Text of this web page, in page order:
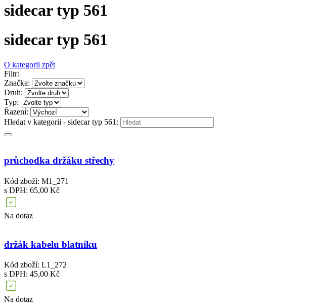
sidecar typ 561
sidecar typ 561
O kategorii zpět
Filtr:
Značka:
Druh:
Typ:
Řazení:
Hledat v kategorii - sidecar typ 561:
průchodka držáku střechy
Kód zboží: M1_271
s DPH: 65,00 Kč
Na dotaz
držák kabelu blatníku
Kód zboží: L1_272
s DPH: 45,00 Kč
Na dotaz